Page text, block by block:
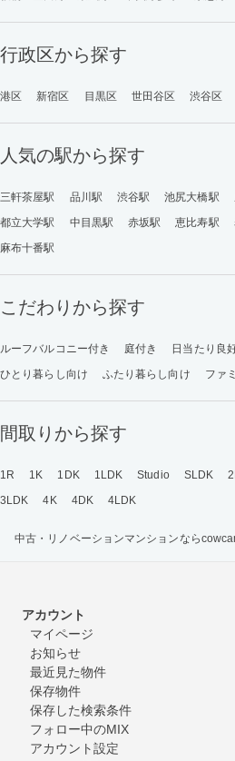
行政区から探す
港区 新宿区 目黒区 世田谷区 渋谷区
人気の駅から探す
三軒茶屋駅 品川駅 渋谷駅 池尻大橋駅
都立大学駅
中目黒駅 赤坂駅 恵比寿駅
麻布十番駅
こだわりから探す
ルーフバルコニー付き 庭付き 日当たり良
ひとり暮らし向け
ふたり暮らし向け ファ
間取りから探す
1R 1K 1DK 1LDK Studio SLDK
3LDK
4K 4DK 4LDK
中古・リノベーションマンションなら
アカウント
マイページ
お知らせ
最近見た物件
保存物件
保存した検索条件
フォロー中のMIX
アカウント設定